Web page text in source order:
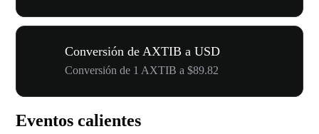
Conversión de AXTIB a USD
Conversión de 1 AXTIB a $89.82
Eventos calientes